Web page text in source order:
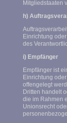
Mitgliedstaaten
h)
Einrichtung
des
i) Empfänger
Empfänger ist
Einrichtung
offengelegt
Dritten handelt
die im Rahmen
Unionsrecht